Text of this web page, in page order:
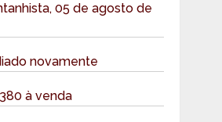
05 de agosto de
novamente
à venda